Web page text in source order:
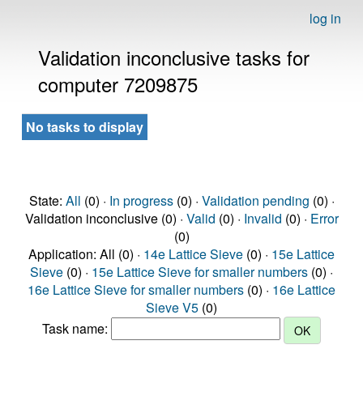
log in
Validation inconclusive tasks for
computer 7209875
No tasks to display
State: All (0) · In progress(0) · Validation pending (0) ·
Validation inconclusive (0) · Valid (0) · Invalid (0) · Error
(0)
Application: All (0) · 14e Lattice Sieve (0) · 15e Lattice
Sieve (0) · 15e Lattice Sieve for smaller numbers (0) ·
16e Lattice Sieve for smaller numbers (0) · 16e Lattice
Sieve V5 (0)
Task name: